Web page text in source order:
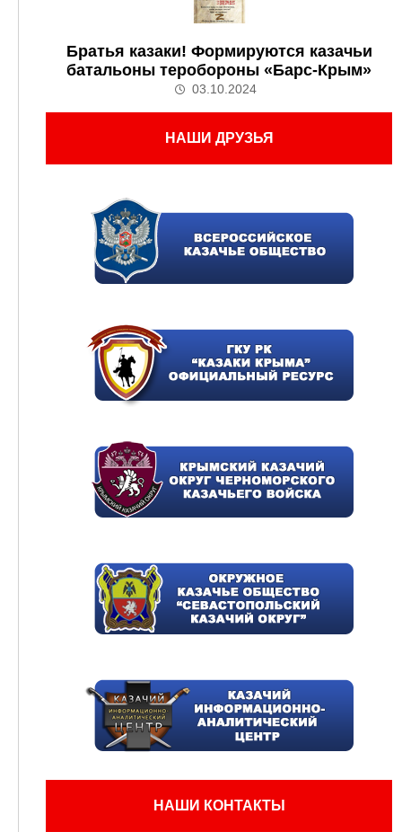
Братья казаки! Формируются казачьи
батальоны теробороны «Барс-Крым»
03.10.2024
НАШИ ДРУЗЬЯ
НАШИ КОНТАКТЫ